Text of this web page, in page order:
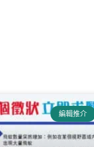
編輯推介